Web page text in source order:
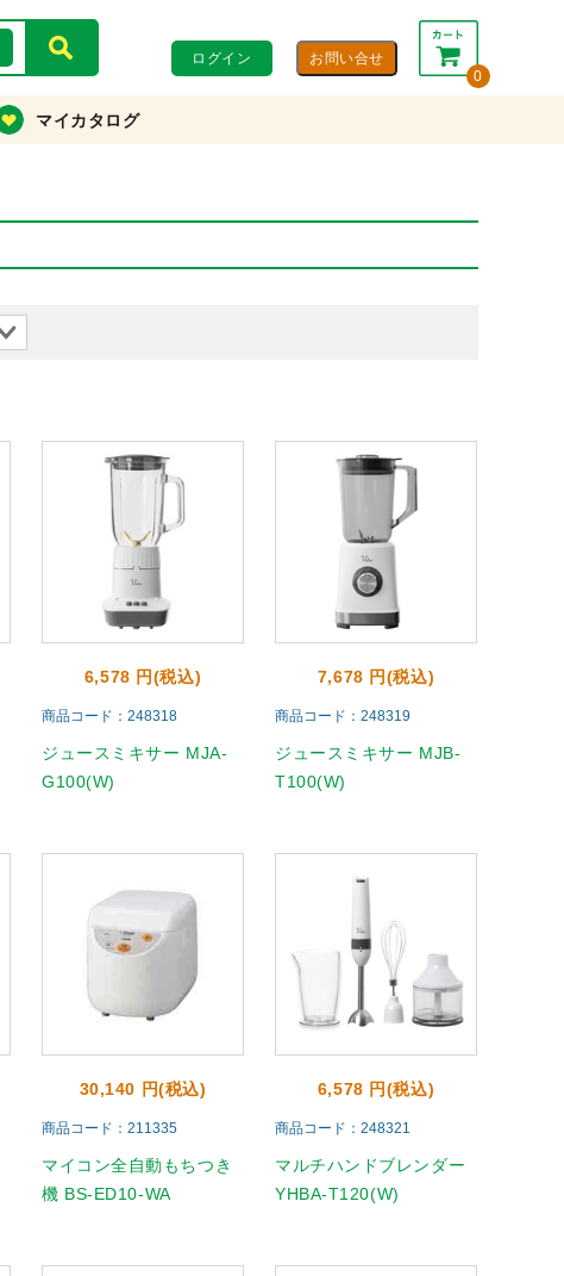
ログイン
0
合計： 0円
カートを見る・注文する
マイカタログ
6,578 円(税込)
商品コード：248318
ジュースミキサー MJA-
G100(W)
7,678 円(税込)
商品コード：248319
ジュースミキサー MJB-
T100(W)
30,140 円(税込)
商品コード：211335
マイコン全自動もちつき
機 BS-ED10-WA
6,578 円(税込)
商品コード：248321
マルチハンドブレンダー
YHBA-T120(W)